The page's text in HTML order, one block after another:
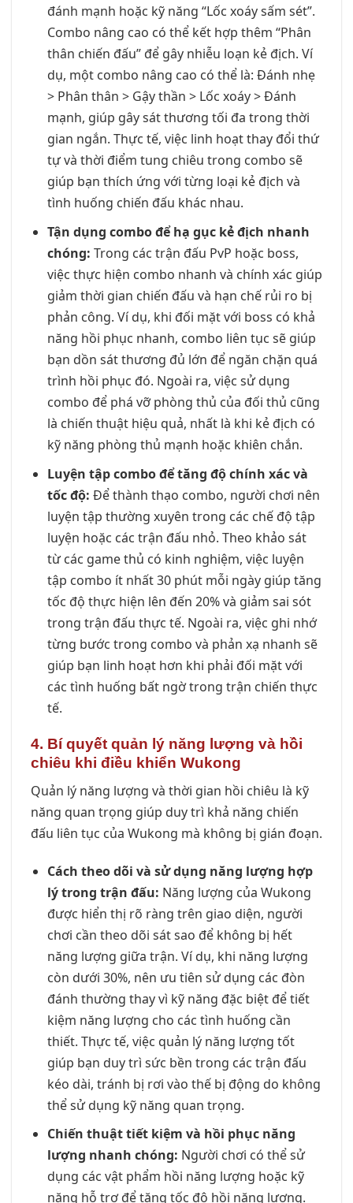
đánh mạnh hoặc kỹ năng “Lốc xoáy sấm sét”.
Combo nâng cao có thể kết hợp thêm “Phân
thân chiến đấu” để gây nhiễu loạn kẻ địch. Ví
dụ, một combo nâng cao có thể là: Đánh nhẹ
> Phân thân > Gậy thần > Lốc xoáy > Đánh
mạnh, giúp gây sát thương tối đa trong thời
gian ngắn. Thực tế, việc linh hoạt thay đổi thứ
tự và thời điểm tung chiêu trong combo sẽ
giúp bạn thích ứng với từng loại kẻ địch và
tình huống chiến đấu khác nhau.
Tận dụng combo để hạ gục kẻ địch nhanh
chóng: Trong các trận đấu PvP hoặc boss,
việc thực hiện combo nhanh và chính xác giúp
giảm thời gian chiến đấu và hạn chế rủi ro bị
phản công. Ví dụ, khi đối mặt với boss có khả
năng hồi phục nhanh, combo liên tục sẽ giúp
bạn dồn sát thương đủ lớn để ngăn chặn quá
trình hồi phục đó. Ngoài ra, việc sử dụng
combo để phá vỡ phòng thủ của đối thủ cũng
là chiến thuật hiệu quả, nhất là khi kẻ địch có
kỹ năng phòng thủ mạnh hoặc khiên chắn.
Luyện tập combo để tăng độ chính xác và
tốc độ: Để thành thạo combo, người chơi nên
luyện tập thường xuyên trong các chế độ tập
luyện hoặc các trận đấu nhỏ. Theo khảo sát
từ các game thủ có kinh nghiệm, việc luyện
tập combo ít nhất 30 phút mỗi ngày giúp tăng
tốc độ thực hiện lên đến 20% và giảm sai sót
trong trận đấu thực tế. Ngoài ra, việc ghi nhớ
từng bước trong combo và phản xạ nhanh sẽ
giúp bạn linh hoạt hơn khi phải đối mặt với
các tình huống bất ngờ trong trận chiến thực
tế.
4. Bí quyết quản lý năng lượng và hồi
chiêu khi điều khiển Wukong
Quản lý năng lượng và thời gian hồi chiêu là kỹ
năng quan trọng giúp duy trì khả năng chiến
đấu liên tục của Wukong mà không bị gián đoạn.
Cách theo dõi và sử dụng năng lượng hợp
lý trong trận đấu: Năng lượng của Wukong
được hiển thị rõ ràng trên giao diện, người
chơi cần theo dõi sát sao để không bị hết
năng lượng giữa trận. Ví dụ, khi năng lượng
còn dưới 30%, nên ưu tiên sử dụng các đòn
đánh thường thay vì kỹ năng đặc biệt để tiết
kiệm năng lượng cho các tình huống cần
thiết. Thực tế, việc quản lý năng lượng tốt
giúp bạn duy trì sức bền trong các trận đấu
kéo dài, tránh bị rơi vào thế bị động do không
thể sử dụng kỹ năng quan trọng.
Chiến thuật tiết kiệm và hồi phục năng
lượng nhanh chóng: Người chơi có thể sử
dụng các vật phẩm hồi năng lượng hoặc kỹ
năng hỗ trợ để tăng tốc độ hồi năng lượng.